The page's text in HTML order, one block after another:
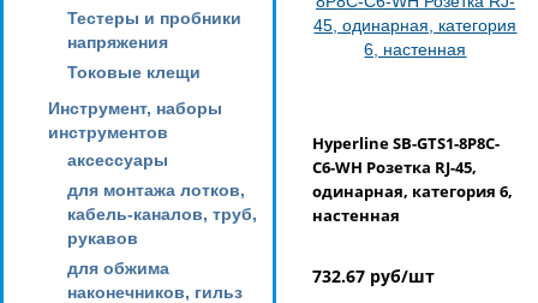
Тестеры и пробники
напряжения
Токовые клещи
Инструмент, наборы
инструментов
аксессуары
для монтажа лотков,
кабель-каналов, труб,
рукавов
для обжима
наконечников, гильз
Hyperline SB-GTS1-8P8C-
C6-WH Розетка RJ-45,
одинарная, категория 6,
настенная
732.67 руб/шт